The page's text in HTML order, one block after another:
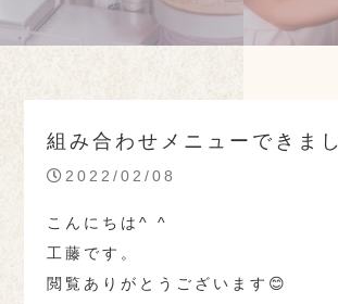
組み合わせメニューできまし
2022/02/08
こんにちは^ ^
工藤です。
閲覧ありがとうございます😊